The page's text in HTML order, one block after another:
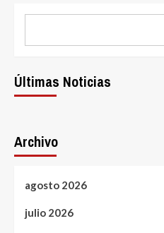
Últimas Noticias
Archivo
agosto 2026
julio 2026